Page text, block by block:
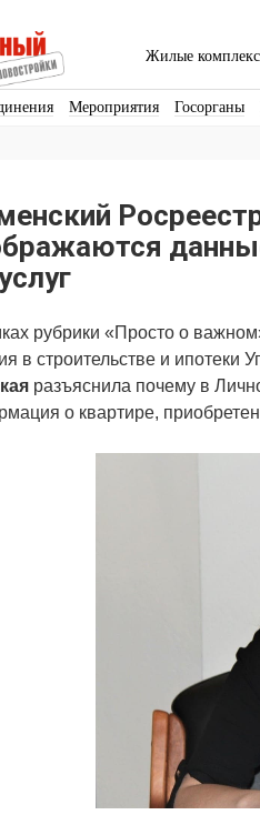
Жилые
Мероприятия Госорганы
рубрики «Просто о
в строительстве и ипотеки
разъяснила почему в
о квартире,